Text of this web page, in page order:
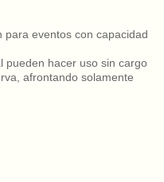
para eventos con capacidad
pueden hacer uso sin cargo
afrontando solamente